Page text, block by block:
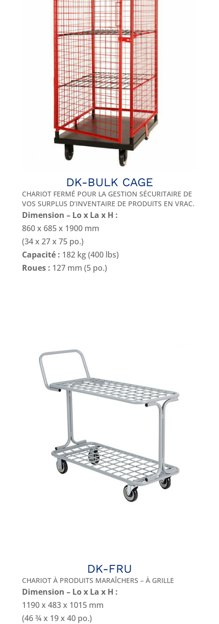
DK-BULK CAGE
CHARIOT FERMÉ POUR LA GESTION SÉCURITAIRE DE
VOS SURPLUS D’INVENTAIRE DE PRODUITS EN VRAC.
Dimension – Lo x La x H :
860 x 685 x 1900 mm
(34 x 27 x 75 po.)
Capacité : 182 kg (400 lbs)
Roues : 127 mm (5 po.)
DK-FRU
CHARIOT À PRODUITS MARAÎCHERS – À GRILLE
Dimension – Lo x La x H :
1190 x 483 x 1015 mm
(46 ¾ x 19 x 40 po.)